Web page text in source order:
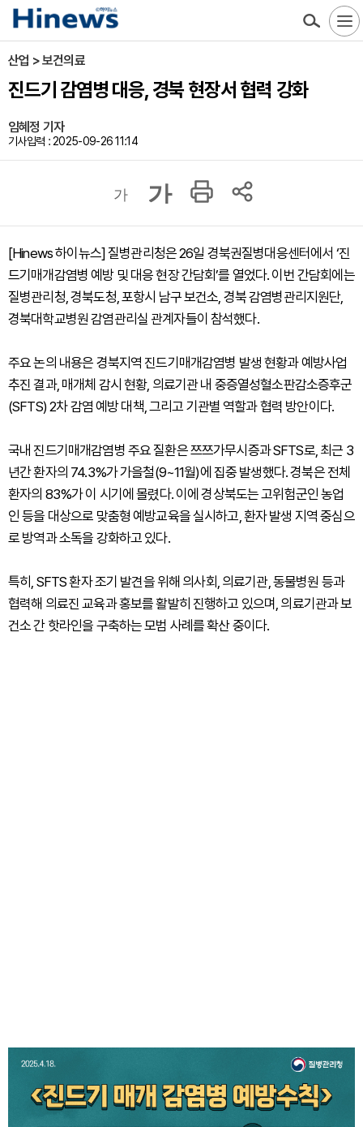
산업 > 보건의료
진드기 감염병 대응, 경북 현장서 협력 강화
임혜정 기자
기사입력 : 2025-09-26 11:14
가 가
[Hinews 하이뉴스] 질병관리청은 26일 경북권질병대응센터에서 ‘진
드기매개감염병 예방 및 대응 현장 간담회’를 열었다. 이번 간담회에는
질병관리청, 경북도청, 포항시 남구 보건소, 경북 감염병관리지원단,
경북대학교병원 감염관리실 관계자들이 참석했다.
주요 논의 내용은 경북지역 진드기매개감염병 발생 현황과 예방사업
추진 결과, 매개체 감시 현황, 의료기관 내 중증열성혈소판감소증후군
(SFTS) 2차 감염 예방 대책, 그리고 기관별 역할과 협력 방안이다.
국내 진드기매개감염병 주요 질환은 쯔쯔가무시증과 SFTS로, 최근 3
년간 환자의 74.3%가 가을철(9~11월)에 집중 발생했다. 경북은 전체
환자의 83%가 이 시기에 몰렸다. 이에 경상북도는 고위험군인 농업
인 등을 대상으로 맞춤형 예방교육을 실시하고, 환자 발생 지역 중심으
로 방역과 소독을 강화하고 있다.
특히, SFTS 환자 조기 발견을 위해 의사회, 의료기관, 동물병원 등과
협력해 의료진 교육과 홍보를 활발히 진행하고 있으며, 의료기관과 보
건소 간 핫라인을 구축하는 모범 사례를 확산 중이다.